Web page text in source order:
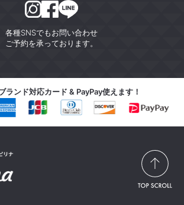
各種SNSでもお問い合わせ
ご予約を承っております。
ランド対応カード & PayPay使えます！